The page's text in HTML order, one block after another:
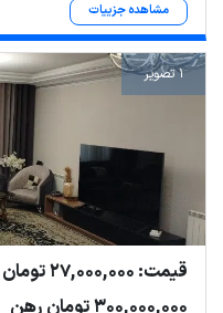
Leaflet| Map data ©ariamarz.com
مشاهده جزییات
1 تصویر
قیمت: 27,000,000 تومان اجاره
300,000,000 تومان رهن